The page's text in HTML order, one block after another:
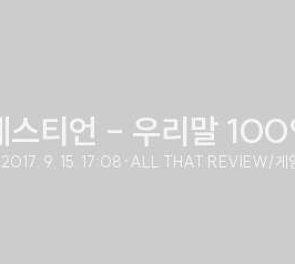
티언 - 우리말
2017. 9. 15. 17:08 ·ALL THAT REVIEW/게